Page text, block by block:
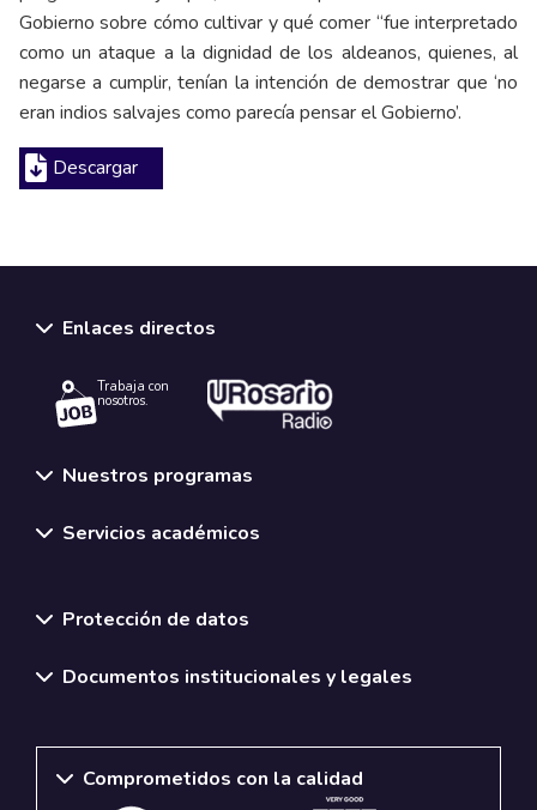
Gobierno sobre cómo cultivar y qué comer “fue interpretado
como un ataque a la dignidad de los aldeanos, quienes, al
negarse a cumplir, tenían la intención de demostrar que ‘no
eran indios salvajes como parecía pensar el Gobierno’.
Descargar
Enlaces directos
Trabaja con
nosotros.
Nuestros programas
Servicios académicos
Protección de datos
Documentos institucionales y legales
Comprometidos con la calidad